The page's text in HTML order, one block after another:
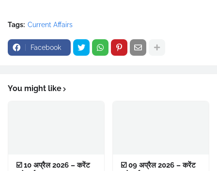
Tags: Current Affairs
Facebook
You might like
☑️ 10 अप्रैल 2026 – करेंट
☑️ 09 अप्रैल 2026 – करेंट